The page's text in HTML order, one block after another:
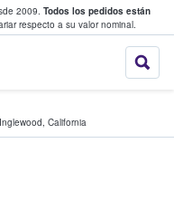
2009. Todos los pedidos están
respecto a su valor nominal.
StubHub:
fans
Inglewood, California